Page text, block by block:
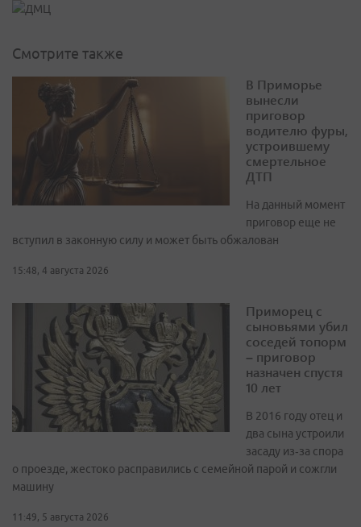
Смотрите также
В Приморье
вынесли
приговор
водителю фуры,
устроившему
смертельное
ДТП
На данный момент
приговор еще не
вступил в законную силу и может быть обжалован
15:48, 4 августа 2026
Приморец с
сыновьями убил
соседей топорм
– приговор
назначен спустя
10 лет
В 2016 году отец и
два сына устроили
засаду из‑за спора
о проезде, жестоко расправились с семейной парой и сожгли
машину
11:49, 5 августа 2026